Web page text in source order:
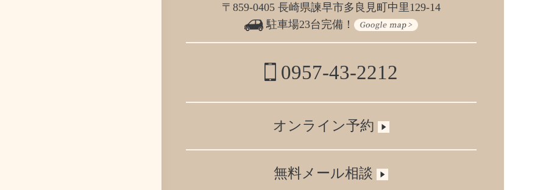
〒859-0405 長崎県諫早市多良見町中里129-14
駐車場23台完備！
0957-43-2212
オンライン予約
無料メール相談